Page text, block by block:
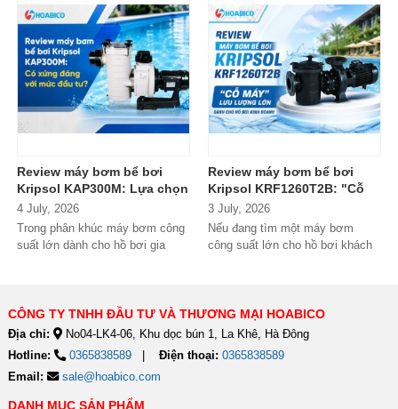
Review máy bơm bể bơi
Kripsol KAP300M: Lựa chọn
đáng tiền cho hồ bơi
thương mại?
4 July, 2026
Trong phân khúc máy bơm công
suất lớn dành cho hồ bơi gia
Review máy bơm bể bơi
Kripsol KRF1260T2B: "Cỗ
máy" lưu lượng lớn dành
cho hồ bơi kinh doanh
3 July, 2026
Nếu đang tìm một máy bơm
công suất lớn cho hồ bơi khách
CÔNG TY TNHH ĐẦU TƯ VÀ THƯƠNG MẠI HOABICO
Địa chỉ:
No04-LK4-06, Khu dọc bún 1, La Khê, Hà Đông
Hotline:
0365838589 Điện thoại: 0365838589
Email:
sale@hoabico.com
DANH MỤC SẢN PHẨM